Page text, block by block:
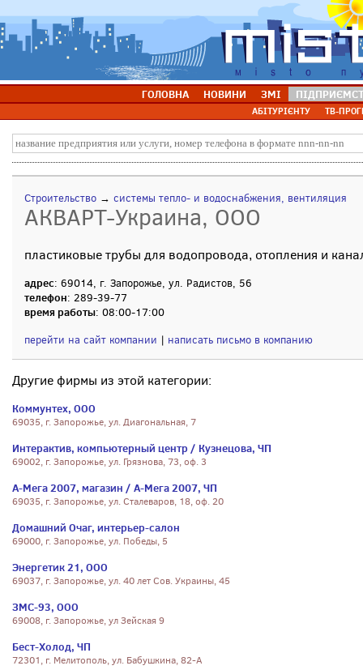
ГОЛОВНА НОВИНИ ЗМІ
АБІТУРІЄНТУ ТВ-
Строительство → системы тепло- и водоснабжения, вентиляция
АКВАРТ-Украина, ООО
пластиковые трубы для водопровода, отопления и
адрес: 69014, г. Запорожье, ул. Радистов, 56
телефон: 289-39-77
время работы: 08:00-17:00
перейти на сайт компании | написать письмо в компанию
Другие фирмы из этой категории:
Коммунтех, ООО
69035, г. Запорожье, ул. Диагональная, 7
Интерактив, компьютерный центр / Кузнецова, ЧП
69002, г. Запорожье, ул. Грязнова, 73, оф. 3
А-Мега 2007, магазин / А-Мега 2007, ЧП
69035, г. Запорожье, ул. Сталеваров, 18, оф. 20
Домашний Очаг, интерьер-салон
69000, г. Запорожье, ул. Победы, 5
Энергетик 21, ООО
69037, г. Запорожье, ул. 40 лет Сов. Украины, 45
ЗМС-93, ООО
69008, г. Запорожье, ул Зейская 9
Бест-Холод, ЧП
72301, г. Мелитополь, ул. Бабушкина, 82-А